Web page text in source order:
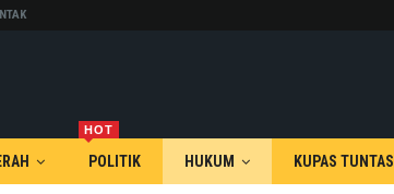
POLITIK
HOT
HUKUM KUPAS TUNTAS